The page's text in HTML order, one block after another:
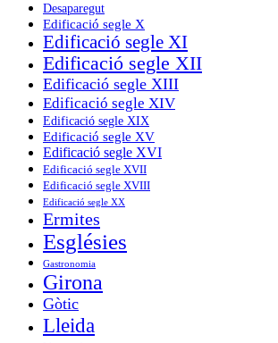
Desaparegut
Edificació segle X
Edificació segle XI
Edificació segle XII
Edificació segle XIII
Edificació segle XIV
Edificació segle XIX
Edificació segle XV
Edificació segle XVI
Edificació segle XVII
Edificació segle XVIII
Edificació segle XX
Ermites
Esglésies
Gastronomia
Girona
Gòtic
Lleida